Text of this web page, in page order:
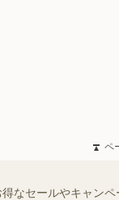
ペ
なセールやキャンペ